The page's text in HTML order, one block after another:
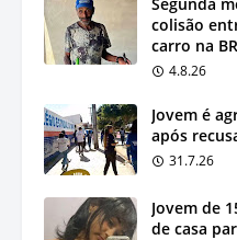
colisão
carro na
4.8.26
Jovem é
após
31.7.26
Jovem de
de casa